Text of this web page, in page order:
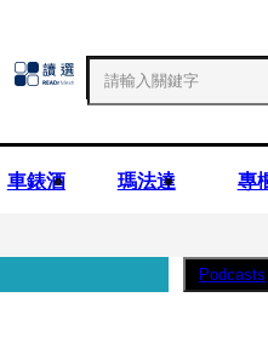
車錶酒 瑪法達 專
Podcasts